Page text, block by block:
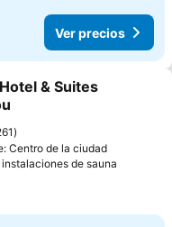
Ver precios
a favoritos
& Suites
Centro de la ciudad
de sauna